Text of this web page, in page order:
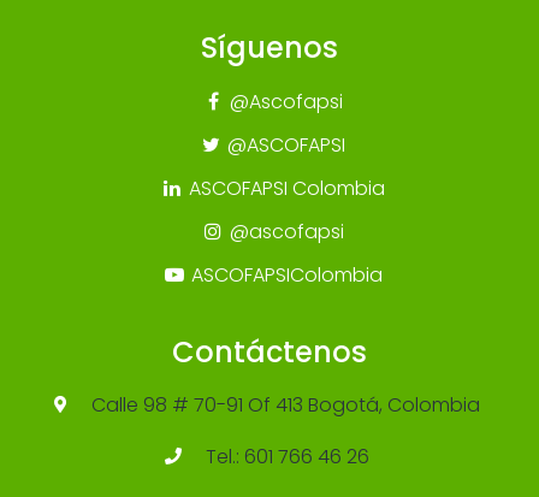
Síguenos
@Ascofapsi
@ASCOFAPSI
ASCOFAPSI Colombia
@ascofapsi
ASCOFAPSIColombia
Contáctenos
Calle 98 # 70-91 Of 413 Bogotá, Colombia
Tel.: 601 766 46 26